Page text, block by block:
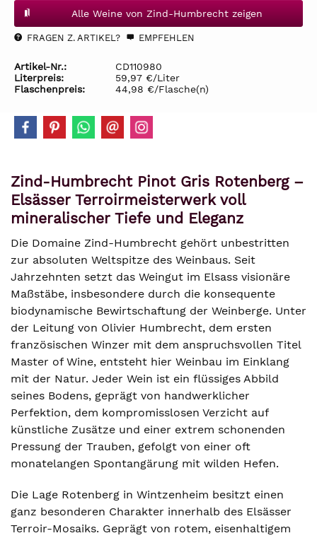
Alle Weine von Zind-Humbrecht zeigen
FRAGEN Z. ARTIKEL? EMPFEHLEN
Artikel-Nr.:
CD110980
Literpreis:
59,97 €/Liter
Flaschenpreis:
44,98 €/Flasche(n)
Zind-Humbrecht Pinot Gris Rotenberg –
Elsässer Terroirmeisterwerk voll
mineralischer Tiefe und Eleganz
Die Domaine Zind-Humbrecht gehört unbestritten
zur absoluten Weltspitze des Weinbaus. Seit
Jahrzehnten setzt das Weingut im Elsass visionäre
Maßstäbe, insbesondere durch die konsequente
biodynamische Bewirtschaftung der Weinberge. Unter
der Leitung von Olivier Humbrecht, dem ersten
französischen Winzer mit dem anspruchsvollen Titel
Master of Wine, entsteht hier Weinbau im Einklang
mit der Natur. Jeder Wein ist ein flüssiges Abbild
seines Bodens, geprägt von handwerklicher
Perfektion, dem kompromisslosen Verzicht auf
künstliche Zusätze und einer extrem schonenden
Pressung der Trauben, gefolgt von einer oft
monatelangen Spontangärung mit wilden Hefen.
Die Lage Rotenberg in Wintzenheim besitzt einen
ganz besonderen Charakter innerhalb des Elsässer
Terroir-Mosaiks. Geprägt von rotem, eisenhaltigem